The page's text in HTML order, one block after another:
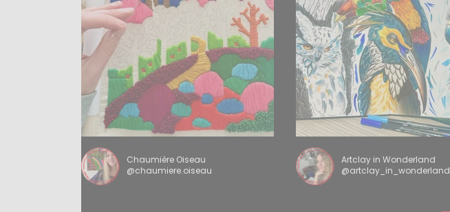
Chaumière Oiseau
@chaumiere.oiseau
Artclay in Wonderland
@artclay_in_wonderland